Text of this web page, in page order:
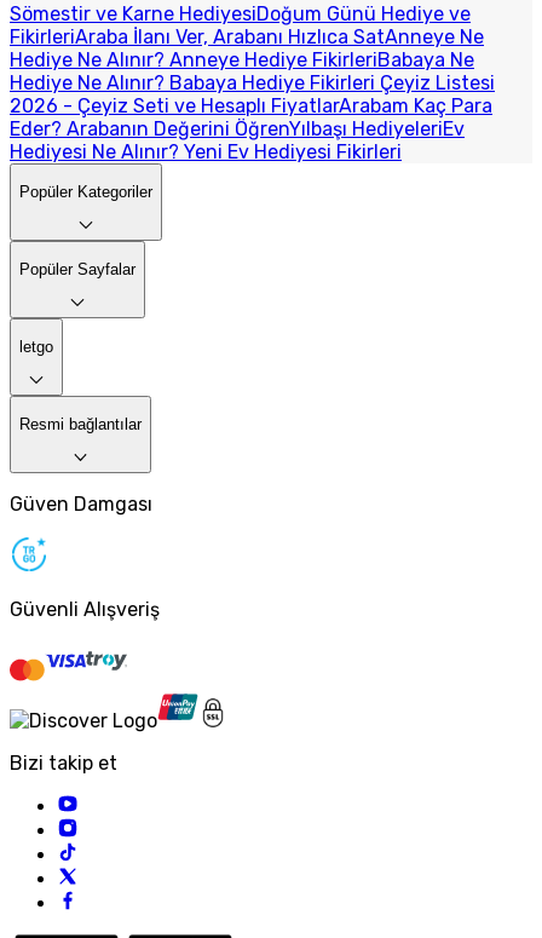
Sömestir ve Karne HediyesiDoğum Günü Hediye ve
FikirleriAraba İlanı Ver, Arabanı Hızlıca SatAnneye Ne
Hediye Ne Alınır? Anneye Hediye FikirleriBabaya Ne
Hediye Ne Alınır? Babaya Hediye Fikirleri Çeyiz Listesi
2026 - Çeyiz Seti ve Hesaplı FiyatlarArabam Kaç Para
Eder? Arabanın Değerini ÖğrenYılbaşı HediyeleriEv
Hediyesi Ne Alınır? Yeni Ev Hediyesi Fikirleri
Popüler Kategoriler
Popüler Sayfalar
letgo
Resmi bağlantılar
Güven Damgası
Güvenli Alışveriş
Bizi takip et